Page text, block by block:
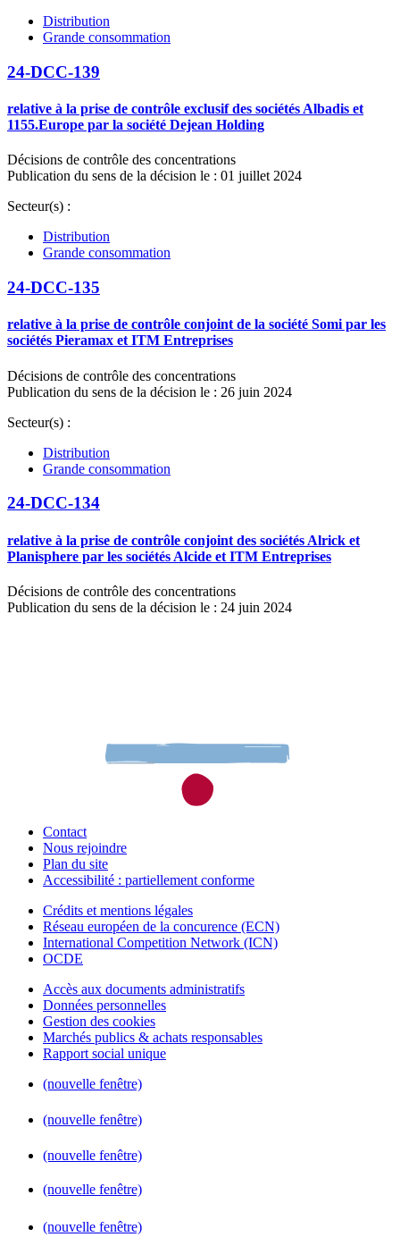
Distribution
Grande consommation
24-DCC-139
relative à la prise de contrôle exclusif des sociétés Albadis et
1155.Europe par la société Dejean Holding
Décisions de contrôle des concentrations
Publication du sens de la décision le : 01 juillet 2024
Secteur(s) :
Distribution
Grande consommation
24-DCC-135
relative à la prise de contrôle conjoint de la société Somi par les
sociétés Pieramax et ITM Entreprises
Décisions de contrôle des concentrations
Publication du sens de la décision le : 26 juin 2024
Secteur(s) :
Distribution
Grande consommation
24-DCC-134
relative à la prise de contrôle conjoint des sociétés Alrick et
Planisphere par les sociétés Alcide et ITM Entreprises
Décisions de contrôle des concentrations
Publication du sens de la décision le : 24 juin 2024
Contact
Nous rejoindre
Plan du site
Accessibilité : partiellement conforme
Crédits et mentions légales
Réseau européen de la concurence (ECN)
International Competition Network (ICN)
OCDE
Accès aux documents administratifs
Données personnelles
Gestion des cookies
Marchés publics & achats responsables
Rapport social unique
(nouvelle fenêtre)
(nouvelle fenêtre)
(nouvelle fenêtre)
(nouvelle fenêtre)
(nouvelle fenêtre)